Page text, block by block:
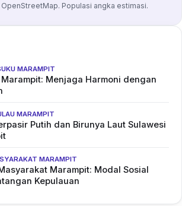
Populasi angka estimasi.
MARAMPIT
Menjaga Harmoni dengan
MARAMPIT
Putih dan Birunya Laut Sulawesi
MARAMPIT
Marampit: Modal Sosial
Kepulauan